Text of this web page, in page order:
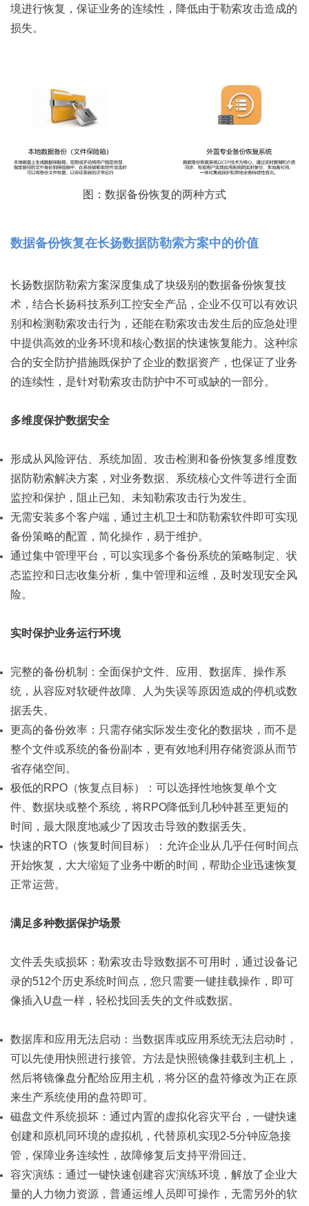
境进行恢复，保证业务的连续性，降低由于勒索攻击造成的
损失。
图：数据备份恢复的两种方式
数据备份恢复在长扬数据防勒索方案中的价值
长扬数据防勒索方案深度集成了块级别的数据备份恢复技
术，结合长扬科技系列工控安全产品，企业不仅可以有效识
别和检测勒索攻击行为，还能在勒索攻击发生后的应急处理
中提供高效的业务环境和核心数据的快速恢复能力。这种综
合的安全防护措施既保护了企业的数据资产，也保证了业务
的连续性，是针对勒索攻击防护中不可或缺的一部分。
多维度保护数据安全
形成从风险评估、系统加固、攻击检测和备份恢复多维度数
据防勒索解决方案，对业务数据、系统核心文件等进行全面
监控和保护，阻止已知、未知勒索攻击行为发生。
无需安装多个客户端，通过主机卫士和防勒索软件即可实现
备份策略的配置，简化操作，易于维护。
通过集中管理平台，可以实现多个备份系统的策略制定、状
态监控和日志收集分析，集中管理和运维，及时发现安全风
险。
实时保护业务运行环境
完整的备份机制：全面保护文件、应用、数据库、操作系
统，从容应对软硬件故障、人为失误等原因造成的停机或数
据丢失。
更高的备份效率：只需存储实际发生变化的数据块，而不是
整个文件或系统的备份副本，更有效地利用存储资源从而节
省存储空间。
极低的RPO（恢复点目标）：可以选择性地恢复单个文
件、数据块或整个系统，将RPO降低到几秒钟甚至更短的
时间，最大限度地减少了因攻击导致的数据丢失。
快速的RTO（恢复时间目标）：允许企业从几乎任何时间点
开始恢复，大大缩短了业务中断的时间，帮助企业迅速恢复
正常运营。
满足多种数据保护场景
文件丢失或损坏：勒索攻击导致数据不可用时，通过设备记
录的512个历史系统时间点，您只需要一键挂载操作，即可
像插入U盘一样，轻松找回丢失的文件或数据。
数据库和应用无法启动：当数据库或应用系统无法启动时，
可以先使用快照进行接管。方法是快照镜像挂载到主机上，
然后将镜像盘分配给应用主机，将分区的盘符修改为正在原
来生产系统使用的盘符即可。
磁盘文件系统损坏：通过内置的虚拟化容灾平台，一键快速
创建和原机同环境的虚拟机，代替原机实现2-5分钟应急接
管，保障业务连续性，故障修复后支持平滑回迁。
容灾演练：通过一键快速创建容灾演练环境，解放了企业大
量的人力物力资源，普通运维人员即可操作，无需另外的软